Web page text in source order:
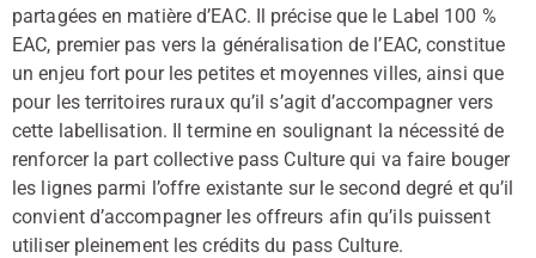
partagées en matière d’EAC. Il précise que le Label 100 %
EAC, premier pas vers la généralisation de l’EAC, constitue
un enjeu fort pour les petites et moyennes villes, ainsi que
pour les territoires ruraux qu’il s’agit d’accompagner vers
cette labellisation. Il termine en soulignant la nécessité de
renforcer la part collective pass Culture qui va faire bouger
les lignes parmi l’offre existante sur le second degré et qu’il
convient d’accompagner les offreurs afin qu’ils puissent
utiliser pleinement les crédits du pass Culture.